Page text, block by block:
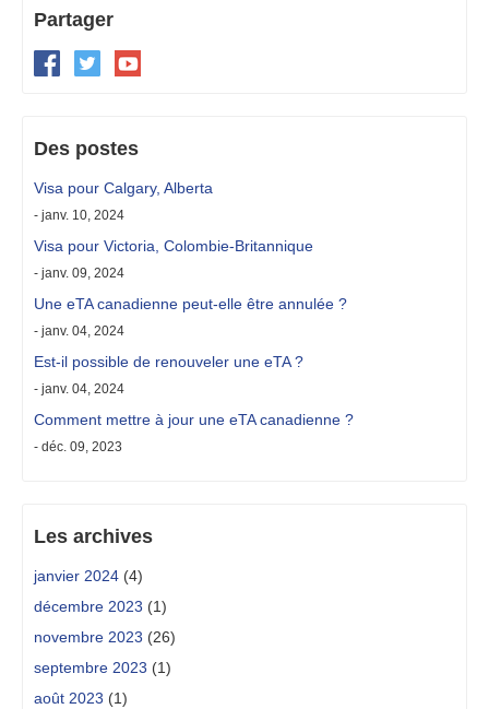
Partager
Des postes
Visa pour Calgary, Alberta
- janv. 10, 2024
Visa pour Victoria, Colombie-Britannique
- janv. 09, 2024
Une eTA canadienne peut-elle être annulée ?
- janv. 04, 2024
Est-il possible de renouveler une eTA ?
- janv. 04, 2024
Comment mettre à jour une eTA canadienne ?
- déc. 09, 2023
Les archives
janvier 2024 (4)
décembre 2023 (1)
novembre 2023 (26)
septembre 2023 (1)
août 2023 (1)